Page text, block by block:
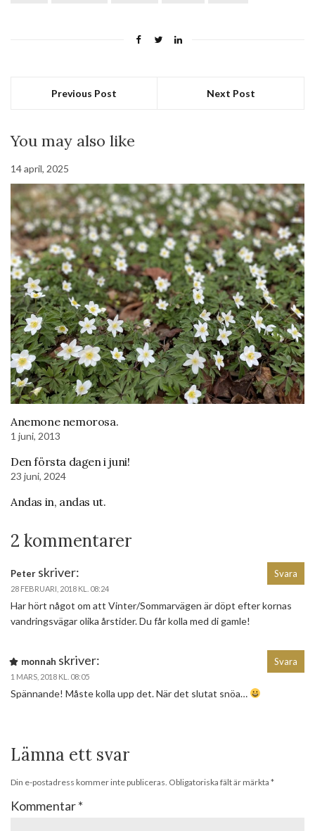
Previous Post Next Post
You may also like
14 april, 2025
Anemone nemorosa.
1 juni, 2013
Den första dagen i juni!
23 juni, 2024
Andas in, andas ut.
2 kommentarer
Peter skriver:
28 FEBRUARI, 2018 KL. 08:24
Har hört något om att Vinter/Sommarvägen är döpt efter kornas
vandringsvägar olika årstider. Du får kolla med di gamle!
Svara
monnah skriver:
1 MARS, 2018 KL. 08:05
Spännande! Måste kolla upp det. När det slutat snöa…
Svara
Lämna ett svar
Din e-postadress kommer inte publiceras. Obligatoriska fält är märkta *
Kommentar*